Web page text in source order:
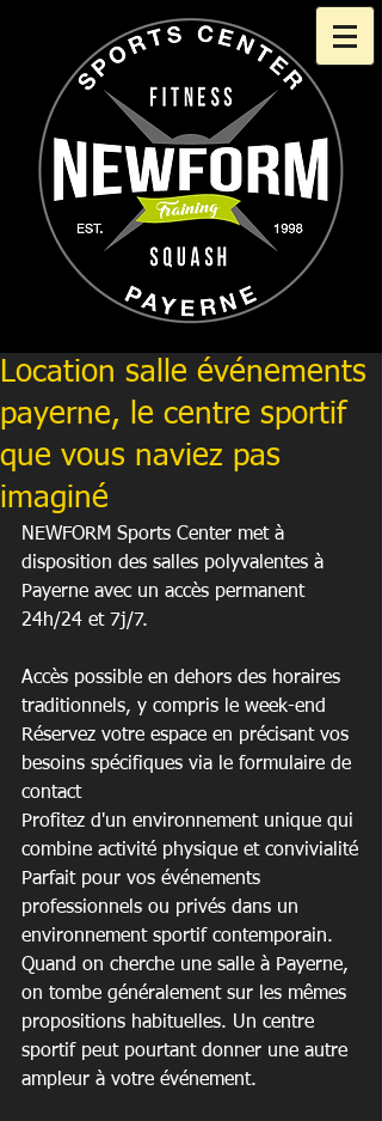
Location salle événements
payerne, le centre sportif
que vous naviez pas
imaginé
NEWFORM Sports Center met à
disposition des salles polyvalentes à
Payerne avec un accès permanent
24h/24 et 7j/7.
Accès possible en dehors des horaires
traditionnels, y compris le week-end
Réservez votre espace en précisant vos
besoins spécifiques via le formulaire de
contact
Profitez d'un environnement unique qui
combine activité physique et convivialité
Parfait pour vos événements
professionnels ou privés dans un
environnement sportif contemporain.
Quand on cherche une salle à Payerne,
on tombe généralement sur les mêmes
propositions habituelles. Un centre
sportif peut pourtant donner une autre
ampleur à votre événement.